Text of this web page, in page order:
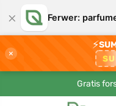
× Ferwer:
×
⚡
Gratis